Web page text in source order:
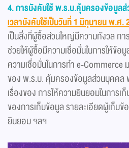
4. การบังคับใช้ พ.ร.บ.คุ้มครองข้อมูล
เวลาบังคับใช้เป็นวันที่ 1 มิถุนายน พ.ศ.
เป็นสิ่งที่ผู้ซื้อส่วนใหญ่มีความกังวล ก
ช่วยให้ผู้ซื้อมีความเชื่อมั่นในการให้ข้
ความเชื่อมั่นในการทำ e-Commerce
ของ พ.ร.บ. คุ้มครองข้อมูลส่วนบุคคล
เรื่องของ การให้ความยินยอมในการ
ของการเก็บข้อมูล รายละเอียดผู้เก็บ
ยินยอม ฯลฯ